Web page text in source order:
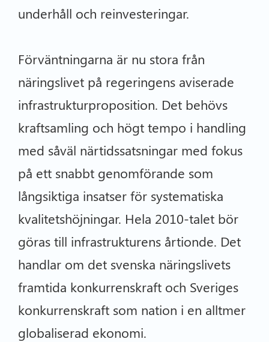
underhåll och reinvesteringar.
Förväntningarna är nu stora från
näringslivet på regeringens aviserade
infrastrukturproposition. Det behövs
kraftsamling och högt tempo i handling
med såväl närtidssatsningar med fokus
på ett snabbt genomförande som
långsiktiga insatser för systematiska
kvalitetshöjningar. Hela 2010-talet bör
göras till infrastrukturens årtionde. Det
handlar om det svenska näringslivets
framtida konkurrenskraft och Sveriges
konkurrenskraft som nation i en alltmer
globaliserad ekonomi.